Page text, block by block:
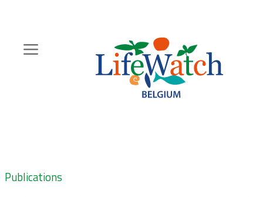
content
Zoeknavigatie
Publications